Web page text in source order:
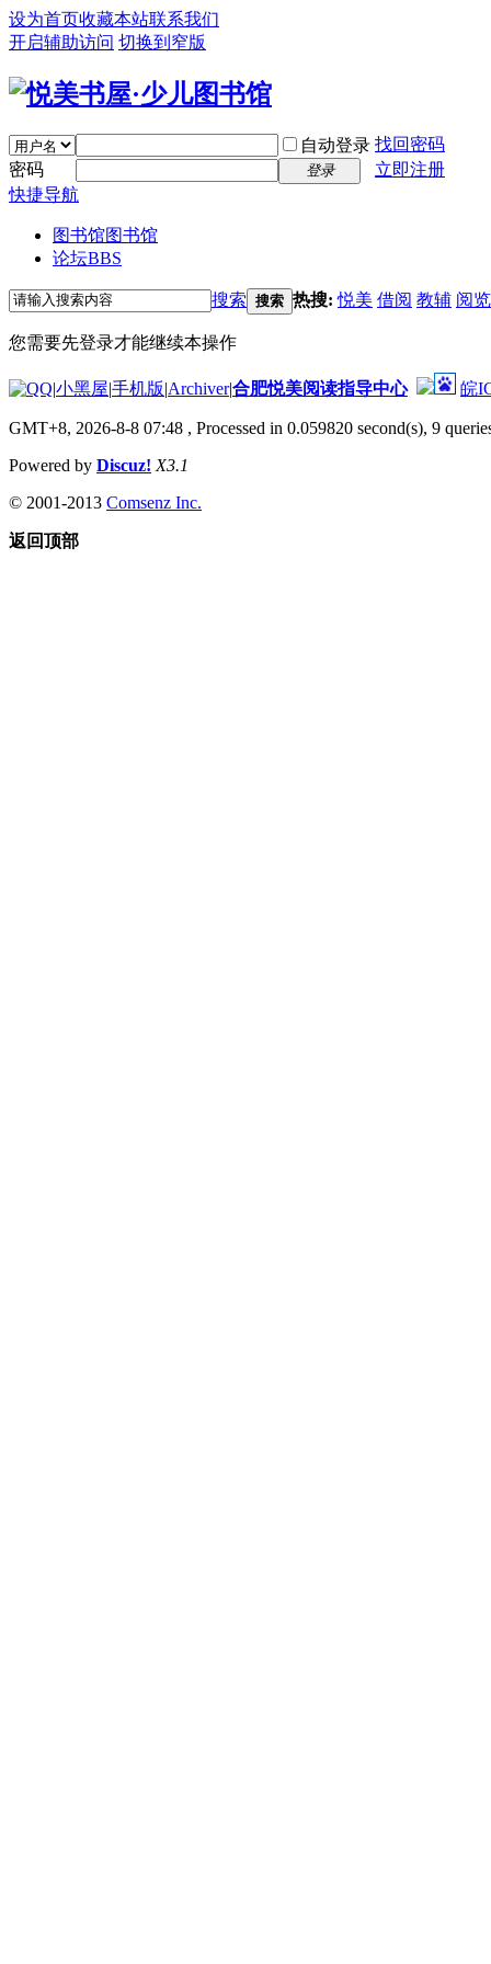
设为首页收藏本站联系我们
开启辅助访问 切换到窄版
自动登录 找回密码
密码
登录
立即注册
快捷导航
图书馆图书馆
论坛BBS
搜索 搜索 热搜:悦美 借阅 教辅 阅览
您需要先登录才能继续本操作
|小黑屋|手机版|Archiver|合肥悦美阅读指导中心 皖
GMT+8, 2026-8-8 07:48 , Processed in 0.059820 second(s), 9
Powered by Discuz! X3.1
© 2001-2013 Comsenz Inc.
返回顶部